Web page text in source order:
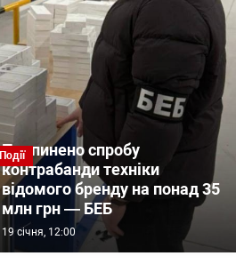
Події
Припинено спробу
контрабанди техніки
відомого бренду на понад 35
млн грн — БЕБ
19 січня, 12:00